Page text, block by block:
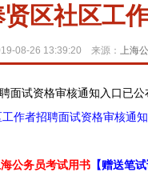
区社区工
08-26 13:39:20 来源： 上海
试资格审核通知入口已公
作者招聘面试资格审核通
公务员考试用书 【赠送笔